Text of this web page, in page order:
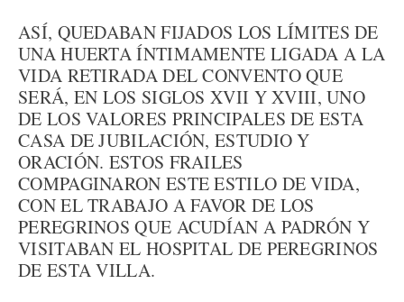
ASÍ, QUEDABAN FIJADOS LOS LÍMITES DE
UNA HUERTA ÍNTIMAMENTE LIGADA A LA
VIDA RETIRADA DEL CONVENTO QUE
SERÁ, EN LOS SIGLOS XVII Y XVIII, UNO
DE LOS VALORES PRINCIPALES DE ESTA
CASA DE JUBILACIÓN, ESTUDIO Y
ORACIÓN. ESTOS FRAILES
COMPAGINARON ESTE ESTILO DE VIDA,
CON EL TRABAJO A FAVOR DE LOS
PEREGRINOS QUE ACUDÍAN A PADRÓN Y
VISITABAN EL HOSPITAL DE PEREGRINOS
DE ESTA VILLA.